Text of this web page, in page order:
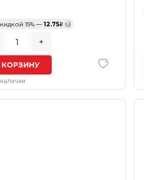
15% — 12.75 ?
+
КОРЗИНУ